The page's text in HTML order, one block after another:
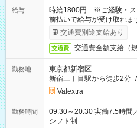
給与
時給1800円 ※ご経験・ス
前払いで給与が受け取れま
交通費別途支給あり
交通費 交通費全額支給（
勤務地
東京都新宿区
新宿三丁目駅から徒歩2分 /
Valextra
勤務時間
09:30～20:30 実働7.5時間／休憩1.5時間 営業時間に合わせた
シフト制